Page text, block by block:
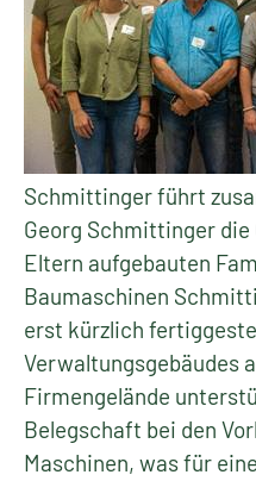
Schmittinger führt
Georg Schmittinger die
Eltern aufgebauten
Baumaschinen
erst kürzlich
Verwaltungsgebäudes
Firmengelände
Belegschaft bei den
Maschinen, was für